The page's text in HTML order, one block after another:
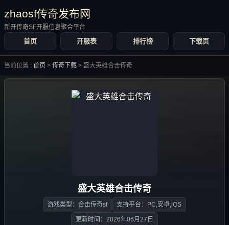
zhaosf传奇发布网
新开传奇SF开服信息聚合平台
首页 开服表 排行榜 下载页
当前位置 : 首页 > 传奇下载 > 盛大英雄合击传奇
盛大英雄合击传奇
游戏类型：合击传奇sf 支持平台：PC,安卓,iOS
更新时间：2026年06月27日